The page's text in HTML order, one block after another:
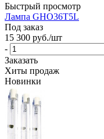
Быстрый просмотр
Лампа GHO36T5L
Под заказ
15 300 руб./шт
-
Заказать
Хиты продаж
Новинки